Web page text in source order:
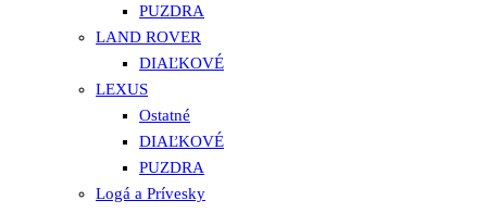
PUZDRA
LAND ROVER
DIAĽKOVÉ
LEXUS
Ostatné
DIAĽKOVÉ
PUZDRA
Logá a Prívesky